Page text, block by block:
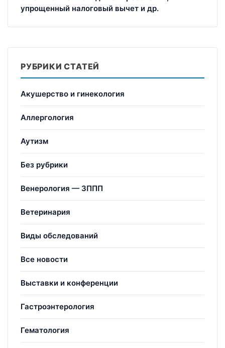
упрощенный налоговый вычет и др.
РУБРИКИ СТАТЕЙ
Акушерство и гинекология
Аллергология
Аутизм
Без рубрики
Венерология — ЗППП
Ветеринария
Виды обследований
Все новости
Выставки и конференции
Гастроэнтерология
Гематология